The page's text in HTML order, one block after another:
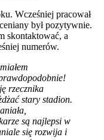
Wcześniej pracował
był pozytywnie.
skontaktować, a
numerów.
rzecznika
stary stadion.
są najlepsi w
się rozwija i